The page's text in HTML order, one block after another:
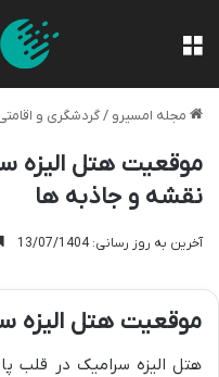
مجله امسیرو /گردشگری و
موقعیت هتل الیزه
نقشه و جاذبه ها
آخرین به روز رسانی: 13/07/1404
موقعیت هتل الیزه